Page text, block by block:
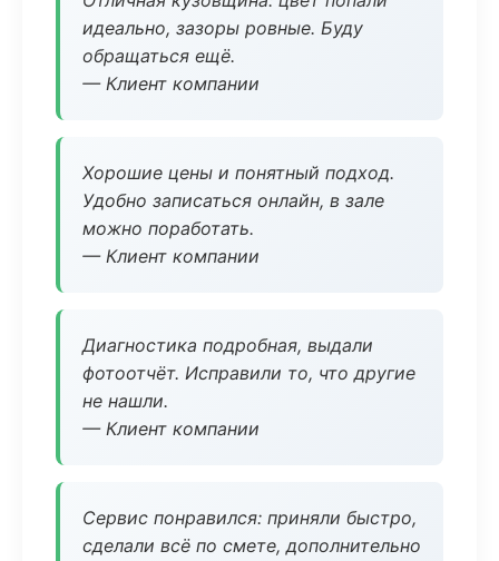
идеально, зазоры ровные. Буду
обращаться ещё.
— Клиент компании
Хорошие цены и понятный подход.
Удобно записаться онлайн, в зале
можно поработать.
— Клиент компании
Диагностика подробная, выдали
фотоотчёт. Исправили то, что другие
не нашли.
— Клиент компании
Сервис понравился: приняли быстро,
сделали всё по смете, дополнительно